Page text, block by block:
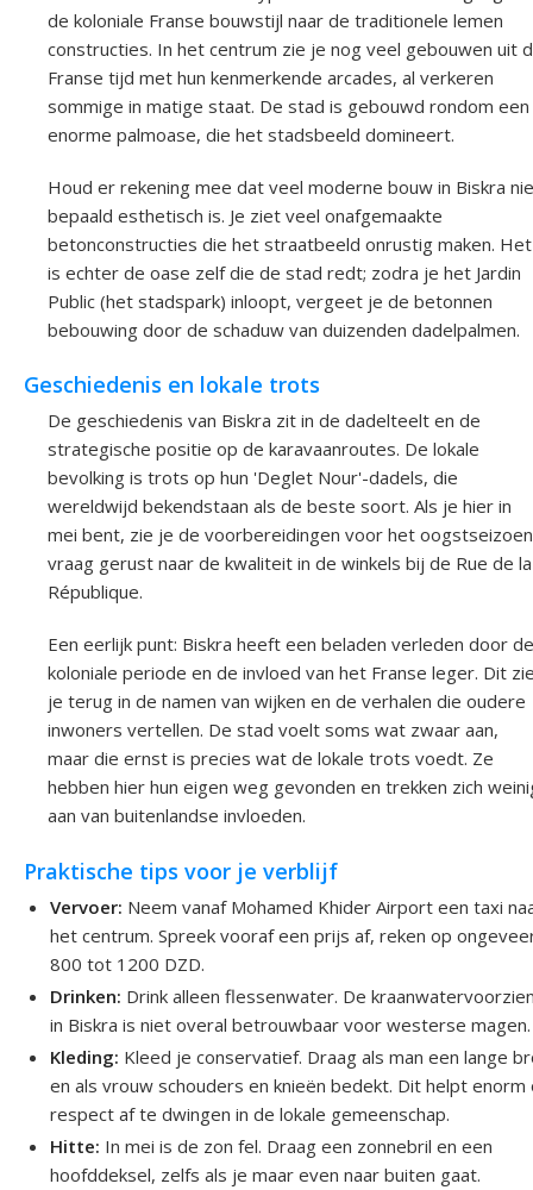
de koloniale Franse bouwstijl naar de traditionele lemen
constructies. In het centrum zie je nog veel gebouwen uit
Franse tijd met hun kenmerkende arcades, al verkeren
sommige in matige staat. De stad is gebouwd rondom een
enorme palmoase, die het stadsbeeld domineert.
Houd er rekening mee dat veel moderne bouw in Biskra
bepaald esthetisch is. Je ziet veel onafgemaakte
betonconstructies die het straatbeeld onrustig maken. Het
is echter de oase zelf die de stad redt; zodra je het Jardin
Public (het stadspark) inloopt, vergeet je de betonnen
bebouwing door de schaduw van duizenden dadelpalmen.
Geschiedenis en lokale trots
De geschiedenis van Biskra zit in de dadelteelt en de
strategische positie op de karavaanroutes. De lokale
bevolking is trots op hun 'Deglet Nour'-dadels, die
wereldwijd bekendstaan als de beste soort. Als je hier in
mei bent, zie je de voorbereidingen voor het
vraag gerust naar de kwaliteit in de winkels bij de Rue de la
République.
Een eerlijk punt: Biskra heeft een beladen verleden door de
koloniale periode en de invloed van het Franse leger. Dit
je terug in de namen van wijken en de verhalen die oudere
inwoners vertellen. De stad voelt soms wat zwaar aan,
maar die ernst is precies wat de lokale trots voedt. Ze
hebben hier hun eigen weg gevonden en trekken zich
aan van buitenlandse invloeden.
Praktische tips voor je verblijf
Vervoer: Neem vanaf Mohamed Khider Airport een taxi
het centrum. Spreek vooraf een prijs af, reken op
800 tot 1200 DZD.
Drinken: Drink alleen flessenwater. De
in Biskra is niet overal betrouwbaar voor westerse magen.
Kleding: Kleed je conservatief. Draag als man een lange
en als vrouw schouders en knieën bedekt. Dit helpt enorm
respect af te dwingen in de lokale gemeenschap.
Hitte: In mei is de zon fel. Draag een zonnebril en een
hoofddeksel, zelfs als je maar even naar buiten gaat.